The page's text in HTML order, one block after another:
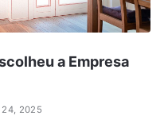
a Empresa
24, 2025